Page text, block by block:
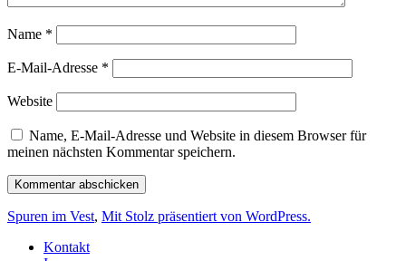
Name *
E-Mail-Adresse *
Website
Name, E-Mail-Adresse und Website in diesem Browser für
meinen nächsten Kommentar speichern.
Spuren im Vest, Mit Stolz präsentiert von WordPress.
Kontakt